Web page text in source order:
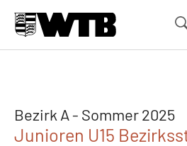
Bezirk A - Sommer 2025
Junioren U15